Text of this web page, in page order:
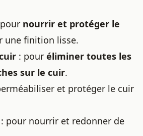
nourrir et protéger le
une finition lisse.
: pour éliminer toutes les
sur le cuir.
et protéger le cuir
: pour nourrir et redonner de